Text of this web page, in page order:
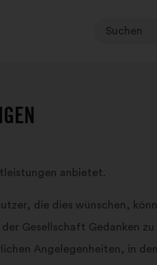
Um
Zeichen
lang
sein.
Suchen
anbietet.
die dies wünschen,
Gesellschaft Gedanken zu
Angelegenheiten, in